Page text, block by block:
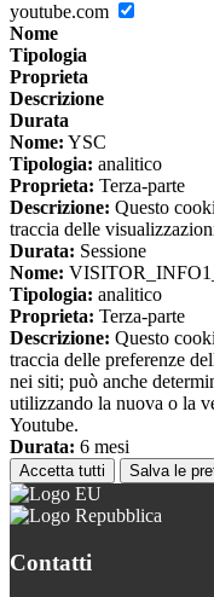
youtube.com
Nome
Tipologia
Proprieta
Descrizione
Durata
Nome: YSC
Tipologia: analitico
Proprieta: Terza-parte
Descrizione: Questo
traccia delle
Durata: Sessione
Nome:
Tipologia: analitico
Proprieta: Terza-parte
Descrizione: Questo
traccia delle preferenze
nei siti; può anche
utilizzando la nuova o la
Youtube.
Durata: 6 mesi
Accetta tutti Salva le
Contatti